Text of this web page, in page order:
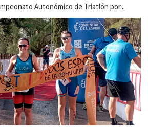
Autonómico de Triatlón por...